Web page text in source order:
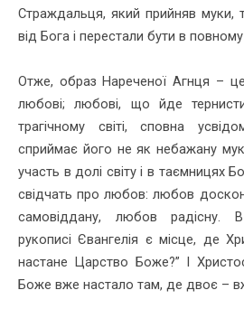
Страждальця, який прийняв
від Бога і перестали бути в
Отже, образ Нареченої Агнця – це
любові; любові, що йде
трагічному світі, сповна
сприймає його не як небажану
участь в долі світу і в таємницях
свідчать про любов: любов
самовіддану, любов радісну.
рукописі Євангелія є місце, де
настане Царство Боже?” І
Боже вже настало там, де двоє –